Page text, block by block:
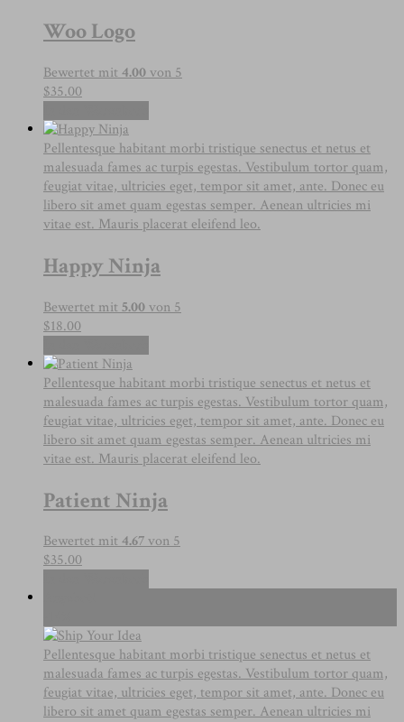
Woo Logo
Bewertet mit 4.00von 5
$35.00
Pellentesque habitant morbi tristique senectus et netus et
malesuada fames ac turpis egestas. Vestibulum tortor quam,
feugiat vitae, ultricies eget, tempor sit amet, ante. Donec eu
libero sit amet quam egestas semper. Aenean ultricies mi
vitae est. Mauris placerat eleifend leo.
Happy Ninja
Bewertet mit 5.00von 5
$18.00
Pellentesque habitant morbi tristique senectus et netus et
malesuada fames ac turpis egestas. Vestibulum tortor quam,
feugiat vitae, ultricies eget, tempor sit amet, ante. Donec eu
libero sit amet quam egestas semper. Aenean ultricies mi
vitae est. Mauris placerat eleifend leo.
Patient Ninja
Bewertet mit4.67von 5
$35.00
Pellentesque habitant morbi tristique senectus et netus et
malesuada fames ac turpis egestas. Vestibulum tortor quam,
feugiat vitae, ultricies eget, tempor sit amet, ante. Donec eu
libero sit amet quam egestas semper. Aenean ultricies mi